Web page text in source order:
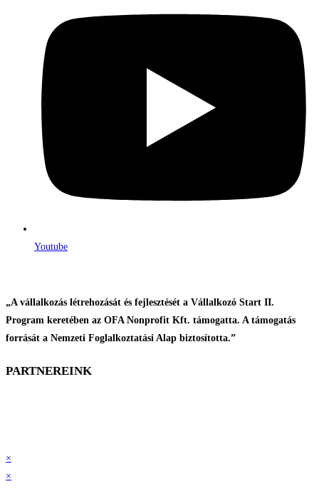
Youtube
„A vállalkozás létrehozását és fejlesztését a Vállalkozó Start II.
Program keretében az OFA Nonprofit Kft. támogatta. A támogatás
forrását a Nemzeti Foglalkoztatási Alap biztosította.”
PARTNEREINK
×
×